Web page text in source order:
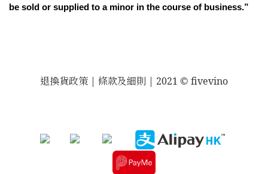
be sold or supplied to a minor in the course of business.”
退換貨政策 | 條款及細則 | 2021 © fivevino